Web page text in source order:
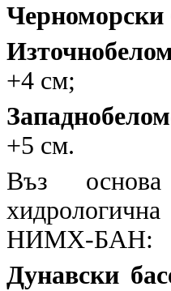
Черноморски
+4 см;
+5 см.
Въз основа
НИМХ-БАН:
Дунавски